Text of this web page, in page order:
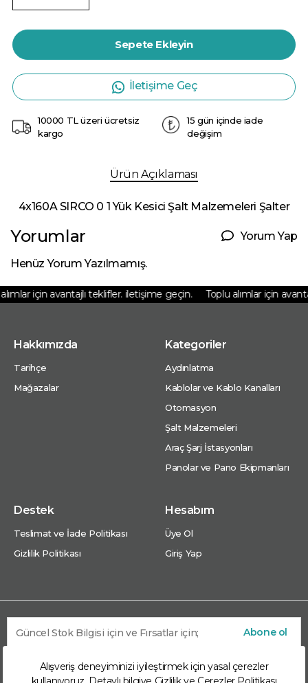
Alışveriş deneyiminizi iyileştirmek için yasal çerezler
Sepete Ekleyin
İletişime Geç
10000 TL üzeri ücretsiz
kargo
15 gün içinde iade
değişim
Ürün Açıklaması
4x160A SIRCO 0 1 Yük Kesici Şalt Malzemeleri Şalter
Yorumlar Yorum Yap
Henüz Yorum Yazılmamış.
için avantajlı teklifler. iletişime geçin. Toplu alımlar için
Hakkımızda
Tarihçe
Mağazalar
Kategoriler
Aydınlatma
Kablolar ve Kablo Kanalları
Otomasyon
Şalt Malzemeleri
Araç Şarj İstasyonları
Panolar ve Pano Ekipmanları
Destek
Teslimat ve İade Politikası
Gizlilik Politikası
Hesabım
Üye Ol
Giriş Yap
Abone ol